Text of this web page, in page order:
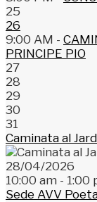
25
26
9:00 AM -
PRINCIPE PIO
27
28
29
30
31
Caminata al
28/04/2026
10:00 am - 1:00
Sede AVV